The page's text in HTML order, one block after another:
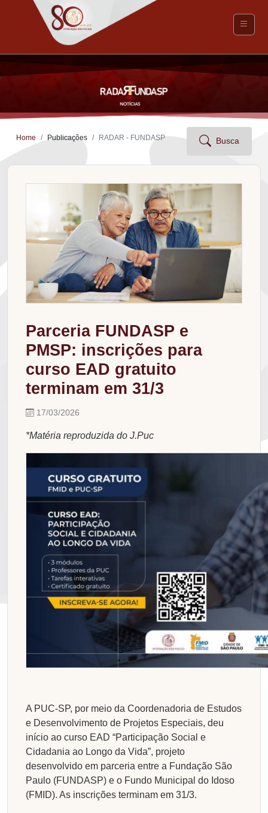
Home Publicações RADAR - FUNDASP Busca
Parceria FUNDASP e
PMSP: inscrições para
curso EAD gratuito
terminam em 31/3
17/03/2026
*Matéria reproduzida do J.Puc
A PUC-SP, por meio da Coordenadoria de Estudos
e Desenvolvimento de Projetos Especiais, deu
início ao curso EAD “Participação Social e
Cidadania ao Longo da Vida”, projeto
desenvolvido em parceria entre a Fundação São
Paulo (FUNDASP) e o Fundo Municipal do Idoso
(FMID). As inscrições terminam em 31/3.